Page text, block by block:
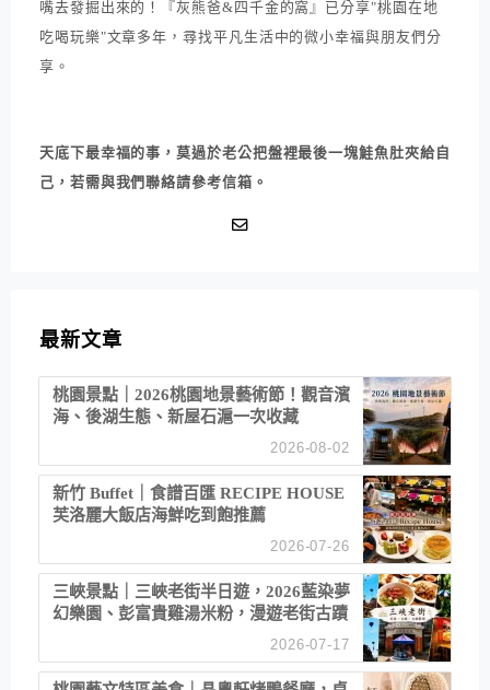
嘴去發掘出來的！『灰熊爸&四千金的窩』已分享"桃園在地
吃喝玩樂"文章多年，尋找平凡生活中的微小幸福與朋友們分
享。
天底下最幸福的事，莫過於老公把盤裡最後一塊鮭魚肚夾給自
己，若需與我們聯絡請參考信箱。
最新文章
桃園景點｜2026桃園地景藝術節！觀音濱
海、後湖生態、新屋石滬一次收藏
2026-08-02
新竹 Buffet｜食譜百匯 RECIPE HOUSE
芙洛麗大飯店海鮮吃到飽推薦
2026-07-26
三峽景點｜三峽老街半日遊，2026藍染夢
幻樂園、彭富貴雞湯米粉，漫遊老街古蹟
2026-07-17